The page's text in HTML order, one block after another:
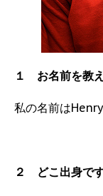
１ お名前を教え
私の名前は
２ どこ出身で